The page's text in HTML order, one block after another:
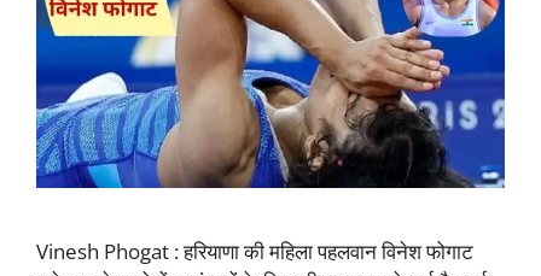
Vinesh Phogat : हरियाणा की महिला पहलवान विनेश फोगाट